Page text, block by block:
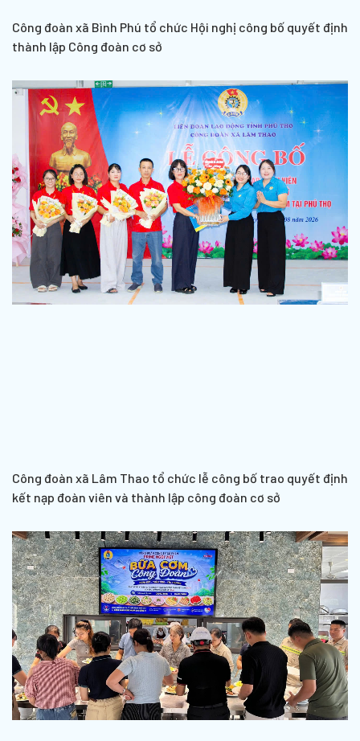
Công đoàn xã Bình Phú tổ chức Hội nghị công bố quyết định
thành lập Công đoàn cơ sở
Công đoàn xã Lâm Thao tổ chức lễ công bố trao quyết định
kết nạp đoàn viên và thành lập công đoàn cơ sở